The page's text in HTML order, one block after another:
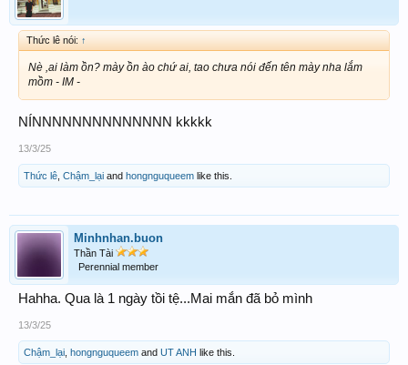
Thức lê nói: ↑
Nè ,ai làm ồn? mày ồn ào chứ ai, tao chưa nói đến tên mày nha lắm
mồm - IM -
NÍNNNNNNNNNNNNNN kkkkk
13/3/25
Thức lê Chậm_lại and hongnguqueem like this.
Minhnhan.buon
Thần Tài
Perennial member
Hahha. Qua là 1 ngày tồi tệ...Mai mắn đã bỏ mình
13/3/25
Chậm_lại hongnguqueem and UT ANH like this.